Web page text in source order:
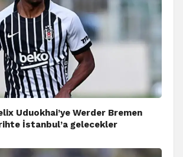
Uduokhai’ye Werder Bremen
İstanbul’a gelecekler